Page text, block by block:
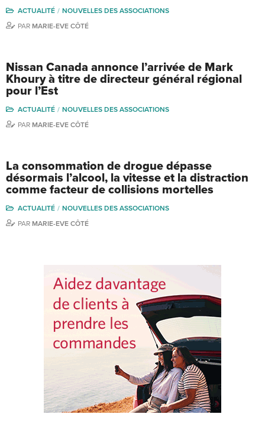
ACTUALITÉ
NOUVELLES DES ASSOCIATIONS
PAR MARIE-EVE CÔTÉ
Nissan Canada annonce l’arrivée de Mark
Khoury à titre de directeur général régional
pour l’Est
ACTUALITÉ
NOUVELLES DES ASSOCIATIONS
PAR MARIE-EVE CÔTÉ
La consommation de drogue dépasse
désormais l’alcool, la vitesse et la distraction
comme facteur de collisions mortelles
ACTUALITÉ
NOUVELLES DES ASSOCIATIONS
PAR MARIE-EVE CÔTÉ